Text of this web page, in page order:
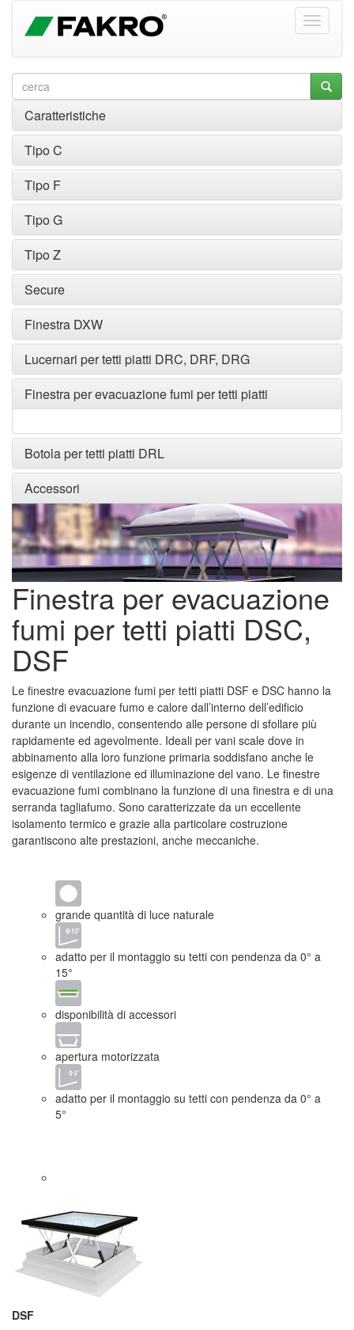
Caratteristiche
Tipo C
Tipo F
Tipo G
Tipo Z
Secure
Finestra DXW
Lucernari per tetti piatti DRC, DRF, DRG
Finestra per evacuazione fumi per tetti piatti
Botola per tetti piatti DRL
Accessori
Finestra per evacuazione
fumi per tetti piatti DSC,
DSF
Le finestre evacuazione fumi per tetti piatti DSF e DSC hanno la
funzione di evacuare fumo e calore dall’interno dell’edificio
durante un incendio, consentendo alle persone di sfollare più
rapidamente ed agevolmente. Ideali per vani scale dove in
abbinamento alla loro funzione primaria soddisfano anche le
esigenze di ventilazione ed illuminazione del vano. Le finestre
evacuazione fumi combinano la funzione di una finestra e di una
serranda tagliafumo. Sono caratterizzate da un eccellente
isolamento termico e grazie alla particolare costruzione
garantiscono alte prestazioni, anche meccaniche.
grande quantità di luce naturale
adatto per il montaggio su tetti con pendenza da 0° a
15°
disponibilità di accessori
apertura motorizzata
adatto per il montaggio su tetti con pendenza da 0° a
5°
DSF